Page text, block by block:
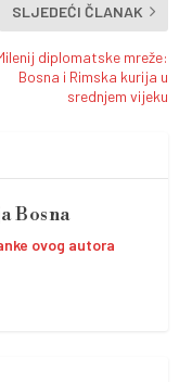
SLJEDEĆI ČLANAK
diplomatske mreže:
Bosna i Rimska kurija u
srednjem vijeku
Bosna
ovog autora